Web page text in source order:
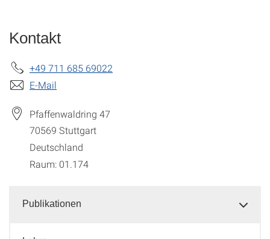
Kontakt
+49 711 685 69022
E-Mail
Pfaffenwaldring 47
70569 Stuttgart
Deutschland
Raum: 01.174
Publikationen